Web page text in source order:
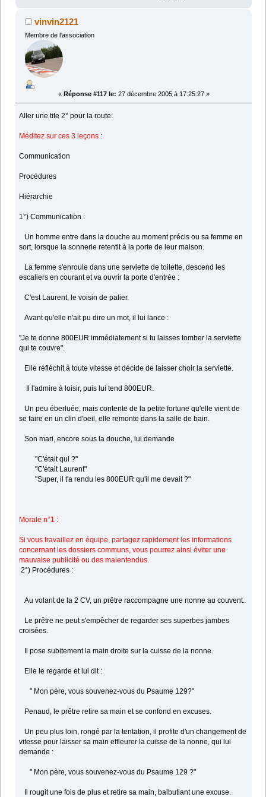
vinvin2121
Membre de l'association
« Réponse #117 le: 27 décembre 2005 à 17:25:27 »
Aller une tite 2° pour la route:
Méditez sur ces 3 leçons :
Communication
Procédures
Hiérarchie
1°) Communication :
Un homme entre dans la douche au moment précis ou sa femme en
sort, lorsque la sonnerie retentit à la porte de leur maison.
La femme s'enroule dans une serviette de toilette, descend les
escaliers en courant et va ouvrir la porte d'entrée :
C'est Laurent, le voisin de palier.
Avant qu'elle n'ait pu dire un mot, il lui lance :
"Je te donne 800EUR immédiatement si tu laisses tomber la serviette
qui te couvre".
Elle réfléchit à toute vitesse et décide de laisser choir la serviette.
Il l'admire à loisir, puis lui tend 800EUR.
Un peu éberluée, mais contente de la petite fortune qu'elle vient de
se faire en un clin d'oeil, elle remonte dans la salle de bain.
Son mari, encore sous la douche, lui demande
"C'était qui ?"
"C'était Laurent"
"Super, il t'a rendu les 800EUR qu'il me devait ?"
Morale n°1 :
Si vous travaillez en équipe, partagez rapidement les informations
concernant les dossiers communs, vous pourrez ainsi éviter une
mauvaise publicité ou des malentendus.
2°) Procédures :
Au volant de la 2 CV, un prêtre raccompagne une nonne au couvent.
Le prêtre ne peut s'empêcher de regarder ses superbes jambes
croisées.
Il pose subitement la main droite sur la cuisse de la nonne.
Elle le regarde et lui dit :
" Mon père, vous souvenez-vous du Psaume 129?"
Penaud, le prêtre retire sa main et se confond en excuses.
Un peu plus loin, rongé par la tentation, il profite d'un changement de
vitesse pour laisser sa main effleurer la cuisse de la nonne, qui lui
demande :
" Mon père, vous souvenez-vous du Psaume 129 ?"
Il rougit une fois de plus et retire sa main, balbutiant une excuse.